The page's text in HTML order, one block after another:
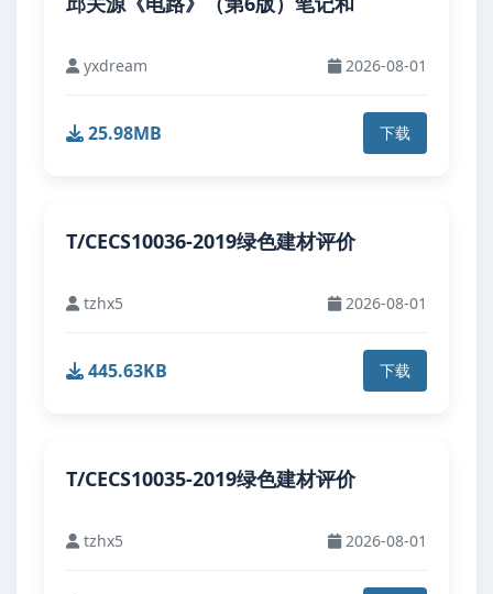
yxdream 2026-08-01
25.98MB 下载
T/CECS10036-2019绿色建材评价
tzhx5 2026-08-01
445.63KB 下载
T/CECS10035-2019绿色建材评价
tzhx5 2026-08-01